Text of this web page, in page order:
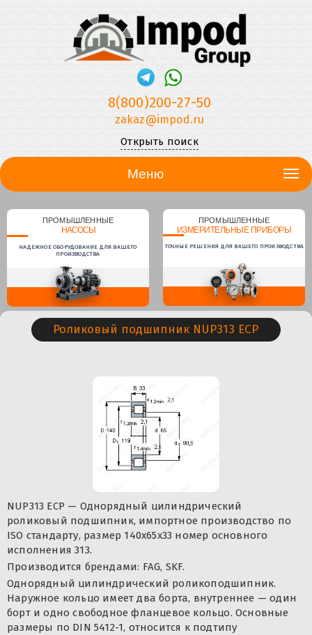
8(800)200-27-50
zakaz@impod.ru
Открыть поиск
Меню
ПРОМЫШЛЕННЫЕ
НАСОСЫ
НАДЕЖНОЕ ОБОРУДОВАНИЕ ДЛЯ ВАШЕГО
ПРОИЗВОДСТВА
ПРОМЫШЛЕННЫЕ
ИЗМЕРИТЕЛЬНЫЕ ПРИБОРЫ
ТОЧНЫЕ РЕШЕНИЯ ДЛЯ ВАШЕГО ПРОИЗВОДСТВА
Роликовый подшипник NUP313 ECP
NUP313 ECP — Однорядный цилиндрический
роликовый подшипник, импортное производство по
ISO стандарту, размер 140x65x33 номер основного
исполнения 313.
Производится брендами: FAG, SKF.
Однорядный цилиндрический роликоподшипник.
Наружное кольцо имеет два борта, внутреннее — один
борт и одно свободное фланцевое кольцо. Основные
размеры по DIN 5412-1, относится к подтипу